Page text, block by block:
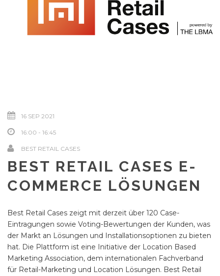
16 SEP 2021
16:00 - 16:45
BEST RETAIL CASES
BEST RETAIL CASES E-
COMMERCE LÖSUNGEN
Best Retail Cases zeigt mit derzeit über 120 Case-
Eintragungen sowie Voting-Bewertungen der Kunden, was
der Markt an Lösungen und Installationsoptionen zu bieten
hat. Die Plattform ist eine Initiative der Location Based
Marketing Association, dem internationalen Fachverband
für Retail-Marketing und Location Lösungen. Best Retail